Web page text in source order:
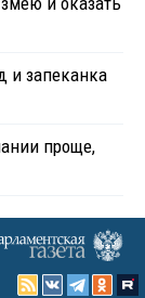
и запеканка
проще,